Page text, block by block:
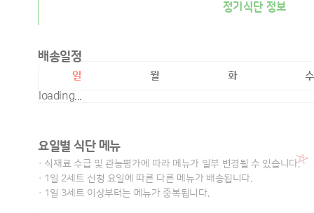
정기식단 정보
배송일정
일 월 화 수
loading...
요일별 식단 메뉴
· 식재료 수급 및 관능평가에 따라 메뉴가 일부 변경될 수 있습니다.
· 1일 2세트 신청 요일에 따른 다른 메뉴가 배송됩니다.
· 1일 3세트 이상부터는 메뉴가 중복됩니다.